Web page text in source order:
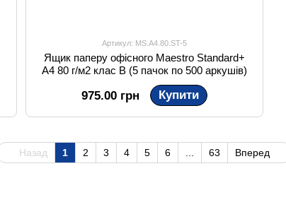
Артикул: MS.A4.80.ST-5
Ящик паперу офісного Maestro Standard+
A4 80 г/м2 клас В (5 пачок по 500 аркушів)
975.00 грн Купити
Назад 1 2 3 4 5 6 63 Вперед